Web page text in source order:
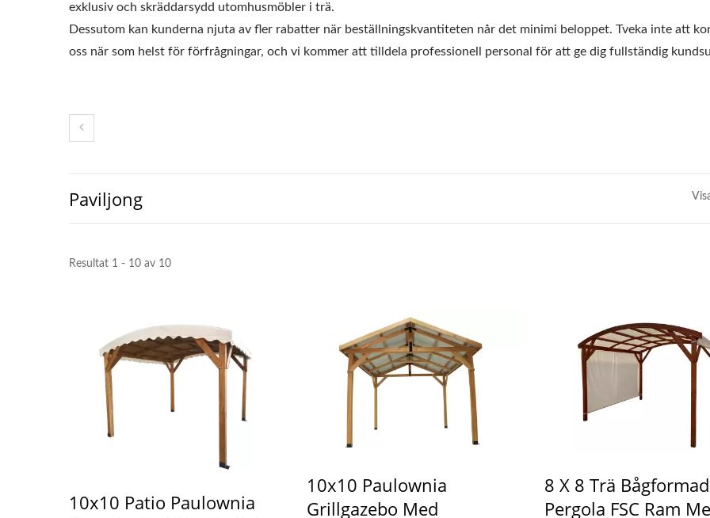
exklusiv och skräddarsydd utomhusmöbler i trä.
Dessutom kan kunderna njuta av fler rabatter när beställningskvantiteten når det minimi beloppet. Tveka inte att
oss när som helst för förfrågningar, och vi kommer att tilldela professionell personal för att ge dig fullständig
Paviljong
Resultat 1 - 10 av 10
10x10 Patio Paulownia
10x10 Paulownia
Grillgazebo Med
8 X 8 Trä Bågformad
Pergola FSC Ram